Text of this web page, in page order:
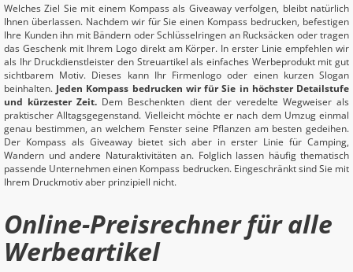
Welches Ziel Sie mit einem Kompass als Giveaway verfolgen, bleibt natürlich
Ihnen überlassen. Nachdem wir für Sie einen Kompass bedrucken, befestigen
Ihre Kunden ihn mit Bändern oder Schlüsselringen an Rucksäcken oder tragen
das Geschenk mit Ihrem Logo direkt am Körper. In erster Linie empfehlen wir
als Ihr Druckdienstleister den Streuartikel als einfaches Werbeprodukt mit gut
sichtbarem Motiv. Dieses kann Ihr Firmenlogo oder einen kurzen Slogan
beinhalten. Jeden Kompass bedrucken wir für Sie in höchster Detailstufe
und kürzester Zeit. Dem Beschenkten dient der veredelte Wegweiser als
praktischer Alltagsgegenstand. Vielleicht möchte er nach dem Umzug einmal
genau bestimmen, an welchem Fenster seine Pflanzen am besten gedeihen.
Der Kompass als Giveaway bietet sich aber in erster Linie für Camping,
Wandern und andere Naturaktivitäten an. Folglich lassen häufig thematisch
passende Unternehmen einen Kompass bedrucken. Eingeschränkt sind Sie mit
Ihrem Druckmotiv aber prinzipiell nicht.
Online-Preisrechner für alle
Werbeartikel